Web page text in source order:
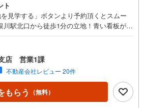
ト
見学する」ボタンより予約頂くとスムー
川駅北口から徒歩1分の立地！青い看板が目
様にも退屈せずにお過ごし頂けます。■
効率のUP化オウチ時間で人生を豊かにす
を切り替えて、家族との時間も増えて幸
！■ 住宅ローンのご相談承ります。■住まい
ングも大切です。現地の空気や雰囲気を感
。営業スタッフまでお問合せくださいま
店 営業1課
不動産会社レビュー 20件
もらう （無料）